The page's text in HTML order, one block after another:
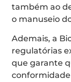
também ao
o manuseio
Ademais, a
regulatórias
que garante
conformidade